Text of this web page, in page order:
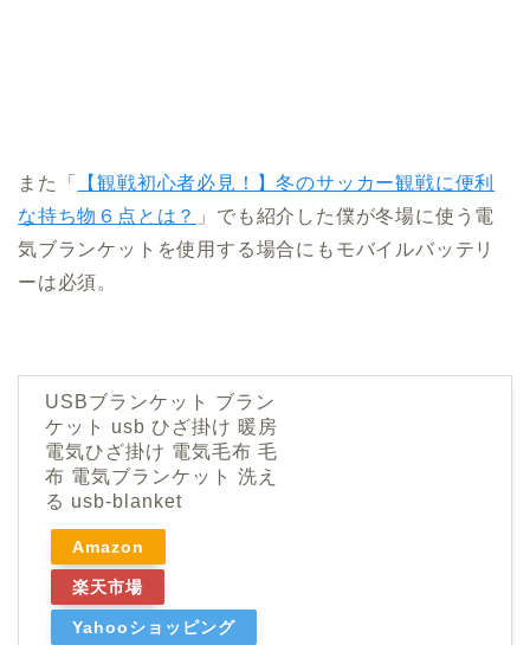
また「
【観戦初心者必見！】冬のサッカー観戦に便利
な持ち物６点とは？
」でも紹介した僕が冬場に使う電
気ブランケットを使用する場合にもモバイルバッテリ
ーは必須。
USBブランケット ブラン
ケット usb ひざ掛け 暖房
電気ひざ掛け 電気毛布 毛
布 電気ブランケット 洗え
る usb-blanket
Amazon
楽天市場
Yahooショッピング